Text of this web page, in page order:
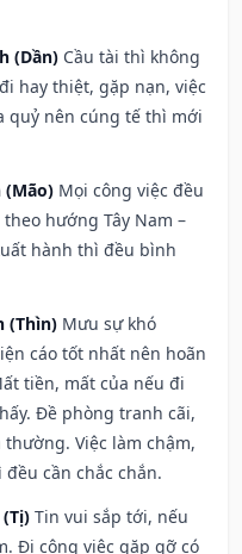
(Dần) Cầu tài thì không
hay thiệt, gặp nạn, việc
quỷ nên cúng tế thì mới
(Mão) Mọi công việc đều
hướng Tây Nam –
hành thì đều bình
(Thìn) Mưu sự khó
cáo tốt nhất nên hoãn
tiền, mất của nếu đi
Đề phòng tranh cãi,
Việc làm chậm,
cần chắc chắn.
Tin vui sắp tới, nếu
Đi công việc gặp gỡ có